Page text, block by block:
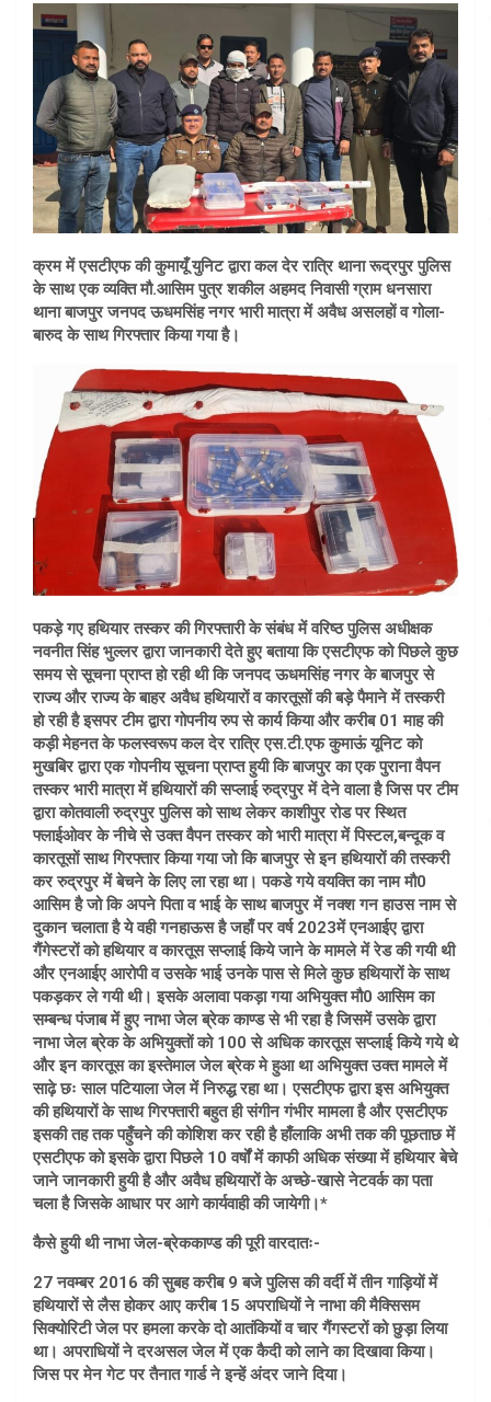
क्रम में एसटीएफ की कुमायूँ युनिट द्वारा कल देर रात्रि थाना रूद्रपुर पुलिस
के साथ एक व्यक्ति मौ.आसिम पुत्र शकील अहमद निवासी ग्राम धनसारा
थाना बाजपुर जनपद ऊधमसिंह नगर भारी मात्रा में अवैध असलहों व गोला-
बारुद के साथ गिरफ्तार किया गया है।
पकड़े गए हथियार तस्कर की गिरफ्तारी के संबंध में वरिष्ठ पुलिस अधीक्षक
नवनीत सिंह भुल्लर द्वारा जानकारी देते हुए बताया कि एसटीएफ को पिछले कुछ
समय से सूचना प्राप्त हो रही थी कि जनपद ऊधमसिंह नगर के बाजपुर से
राज्य और राज्य के बाहर अवैध हथियारों व कारतूसों की बड़े पैमाने में तस्करी
हो रही है इसपर टीम द्वारा गोपनीय रुप से कार्य किया और करीब 01 माह की
कड़ी मेहनत के फलस्वरूप कल देर रात्रि एस.टी.एफ कुमाऊं यूनिट को
मुखबिर द्वारा एक गोपनीय सूचना प्राप्त हुयी कि बाजपुर का एक पुराना वैपन
तस्कर भारी मात्रा में हथियारों की सप्लाई रुद्रपुर में देने वाला है जिस पर टीम
द्वारा कोतवाली रुद्रपुर पुलिस को साथ लेकर काशीपुर रोड पर स्थित
फ्लाईओवर के नीचे से उक्त वैपन तस्कर को भारी मात्रा में पिस्टल,बन्दूक व
कारतूसों साथ गिरफ्तार किया गया जो कि बाजपुर से इन हथियारों की तस्करी
कर रुद्रपुर में बेचने के लिए ला रहा था। पकडे गये वयक्ति का नाम मौ0
आसिम है जो कि अपने पिता व भाई के साथ बाजपुर में नक्श गन हाउस नाम से
दुकान चलाता है ये वही गनहाऊस है जहाँ पर वर्ष 2023में एनआईए द्वारा
गैंगेस्टरों को हथियार व कारतूस सप्लाई किये जाने के मामले में रेड की गयी थी
और एनआईए आरोपी व उसके भाई उनके पास से मिले कुछ हथियारों के साथ
पकड़कर ले गयी थी। इसके अलावा पकड़ा गया अभियुक्त मौ0 आसिम का
सम्बन्ध पंजाब में हुए नाभा जेल ब्रेक काण्ड से भी रहा है जिसमें उसके द्वारा
नाभा जेल ब्रेक के अभियुक्तों को 100 से अधिक कारतूस सप्लाई किये गये थे
और इन कारतूस का इस्तेमाल जेल ब्रेक मे हुआ था अभियुक्त उक्त मामले में
साढ़े छः साल पटियाला जेल में निरुद्ध रहा था। एसटीएफ द्वारा इस अभियुक्त
की हथियारों के साथ गिरफ्तारी बहुत ही संगीन गंभीर मामला है और एसटीएफ
इसकी तह तक पहुँचने की कोशिश कर रही है हाँलाकि अभी तक की पूछताछ में
एसटीएफ को इसके द्वारा पिछले 10 वर्षों में काफी अधिक संख्या में हथियार बेचे
जाने जानकारी हुयी है और अवैध हथियारों के अच्छे-खासे नेटवर्क का पता
चला है जिसके आधार पर आगे कार्यवाही की जायेगी।*
कैसे हुयी थी नाभा जेल-ब्रेककाण्ड की पूरी वारदातः-
27 नवम्बर 2016 की सुबह करीब 9 बजे पुलिस की वर्दी में तीन गाड़ियों में
हथियारों से लैस होकर आए करीब 15 अपराधियों ने नाभा की मैक्सिसम
सिक्योरिटी जेल पर हमला करके दो आतंकियों व चार गैंगस्टरों को छुड़ा लिया
था। अपराधियों ने दरअसल जेल में एक कैदी को लाने का दिखावा किया।
जिस पर मेन गेट पर तैनात गार्ड ने इन्हें अंदर जाने दिया।